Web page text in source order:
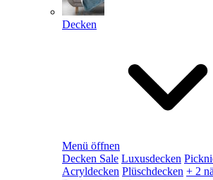
Decken
Menü öffnen
Decken Sale Luxusdecken
Acryldecken Plüschdecken + 2